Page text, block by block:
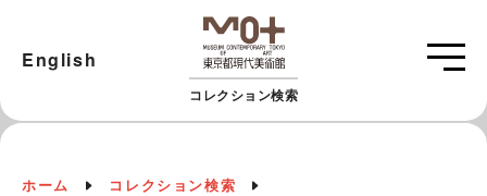
コレクション検索
English
ホーム コレクション検索